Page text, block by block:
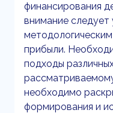
финансирования
внимание следует
прибыли.
подходы
необходимо
формирования и